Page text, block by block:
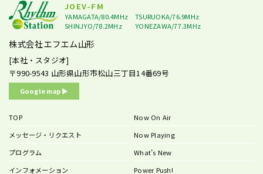
JOEV-FM
YAMAGATA/80.4MHz
TSURUOKA/76.9MHz
SHINJYO/78.2MHz
YONEZAWA/77.3MHz
株式会社エフエム山形
[本社・スタジオ]
〒990-9543 山形県山形市松山三丁目14番69号
Google map ▶︎
TOP
メッセージ・リクエスト
プログラム
インフォメーション
Now On Air
Now Playing
What’s New
Power Push!